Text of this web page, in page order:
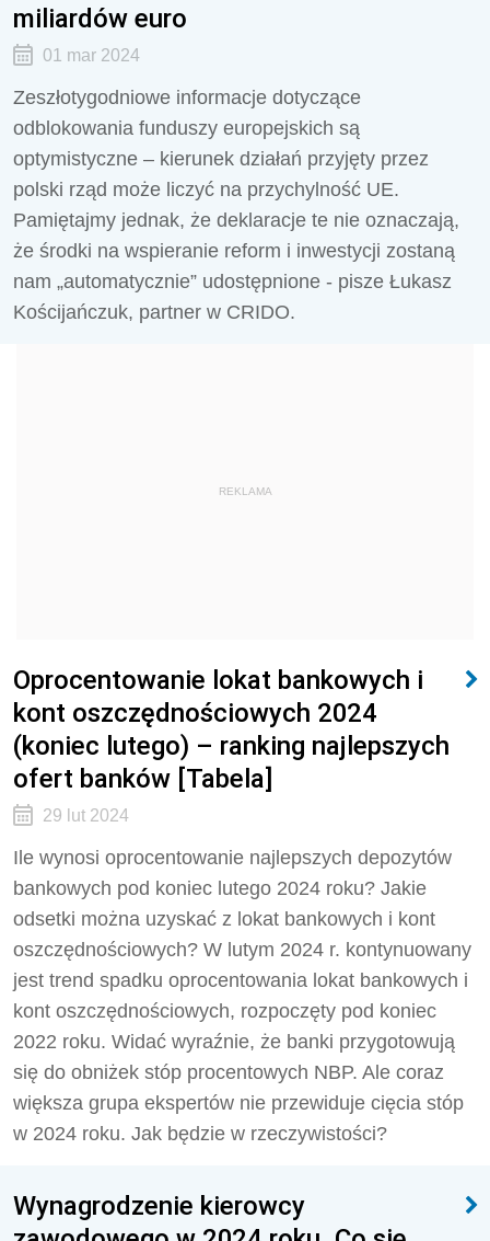
miliardów euro
01 mar 2024
Zeszłotygodniowe informacje dotyczące
odblokowania funduszy europejskich są
optymistyczne – kierunek działań przyjęty przez
polski rząd może liczyć na przychylność UE.
Pamiętajmy jednak, że deklaracje te nie oznaczają,
że środki na wspieranie reform i inwestycji zostaną
nam „automatycznie” udostępnione - pisze Łukasz
Kościjańczuk, partner w CRIDO.
REKLAMA
Oprocentowanie lokat bankowych i
kont oszczędnościowych 2024
(koniec lutego) – ranking najlepszych
ofert banków [Tabela]
29 lut 2024
Ile wynosi oprocentowanie najlepszych depozytów
bankowych pod koniec lutego 2024 roku? Jakie
odsetki można uzyskać z lokat bankowych i kont
oszczędnościowych? W lutym 2024 r. kontynuowany
jest trend spadku oprocentowania lokat bankowych i
kont oszczędnościowych, rozpoczęty pod koniec
2022 roku. Widać wyraźnie, że banki przygotowują
się do obniżek stóp procentowych NBP. Ale coraz
większa grupa ekspertów nie przewiduje cięcia stóp
w 2024 roku. Jak będzie w rzeczywistości?
Wynagrodzenie kierowcy